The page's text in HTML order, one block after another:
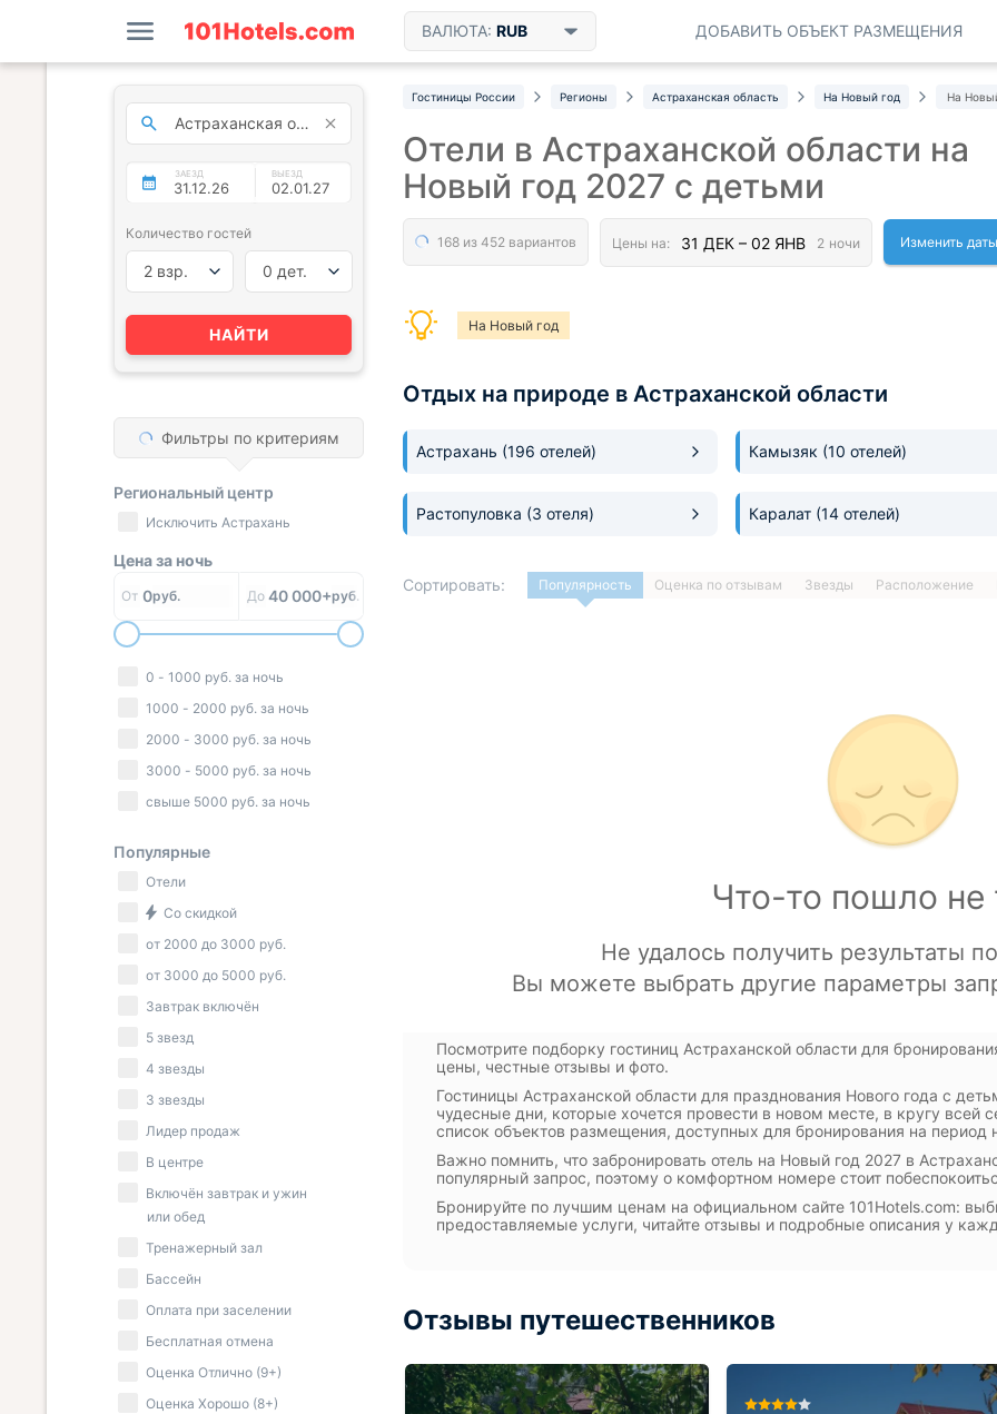
ВАЛЮТА: RUB ДОБАВИТЬ ОБЪЕКТ РАЗМЕЩЕНИЯ
Гостиницы России Регионы Астраханская область На Новый год На
Отели в Астраханской области на
Новый год 2027 с детьми
Изменить даты
На Новый год
Отдых на природе в Астраханской области
Астрахань (196 отелей) Камызяк (10 отелей)
Растопуловка (3 отеля) Каралат (14 отелей)
Сортировать: Популярность Оценка по отзывам Звезды Расположение
Посмотрите подборку гостиниц Астраханской области для
цены, честные отзывы и фото.
Гостиницы Астраханской области для празднования Нового года с
чудесные дни, которые хочется провести в новом месте, в кругу всей
список объектов размещения, доступных для бронирования на период
Важно помнить, что забронировать отель на Новый год 2027 в
популярный запрос, поэтому о комфортном номере стоит
Бронируйте по лучшим ценам на официальном сайте 101Hotels.com:
предоставляемые услуги, читайте отзывы и подробные описания у
Отзывы путешественников
ЗАЕЗД ВЫЕЗД
Количество гостей
2 взр. 0 дет.
НАЙТИ
Фильтры по критериям
Региональный центр
Исключить Астрахань
Цена за ночь
От 0руб. До 40 000+руб.
0 - 1000 руб. за ночь
1000 - 2000 руб. за ночь
2000 - 3000 руб. за ночь
3000 - 5000 руб. за ночь
свыше 5000 руб. за ночь
Популярные
Отели
Со скидкой
от 2000 до 3000 руб.
от 3000 до 5000 руб.
Завтрак включён
5 звезд
4 звезды
3 звезды
Лидер продаж
В центре
Включён завтрак и ужин
или обед
Тренажерный зал
Бассейн
Оплата при заселении
Бесплатная отмена
Оценка Отлично (9+)
Оценка Хорошо (8+)